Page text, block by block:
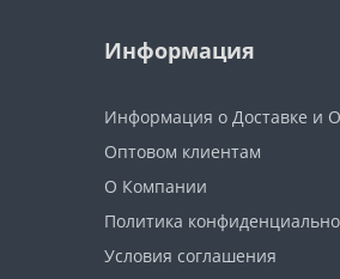
Информация
Информация о Доставке и
Оптовом клиентам
О Компании
Политика
Условия соглашения